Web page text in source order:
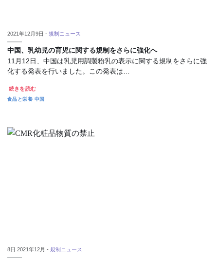
2021年12月9日 - 規制ニュース
中国、乳幼児の育児に関する規制をさらに強化へ
11月12日、中国は乳児用調製粉乳の表示に関する規制をさらに強
化する発表を行いました。この発表は…
続きを読む
食品と栄養 中国
8日 2021年12月 - 規制ニュース